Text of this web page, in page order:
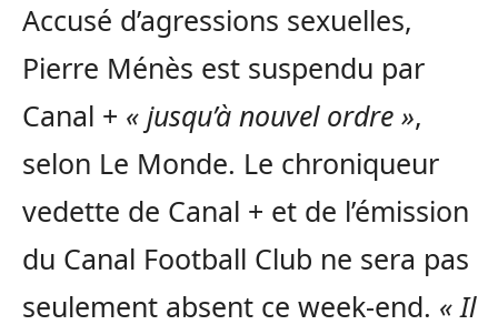
Accusé d’agressions sexuelles,
Pierre Ménès est suspendu par
Canal + « jusqu’à nouvel ordre »,
selon Le Monde. Le chroniqueur
vedette de Canal + et de l’émission
du Canal Football Club ne sera pas
seulement absent ce week-end. « Il